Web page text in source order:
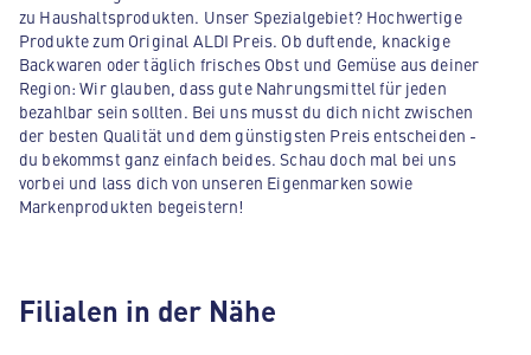
zu Haushaltsprodukten. Unser Spezialgebiet? Hochwertige
Produkte zum Original ALDI Preis. Ob duftende, knackige
Backwaren oder täglich frisches Obst und Gemüse aus deiner
Region: Wir glauben, dass gute Nahrungsmittel für jeden
bezahlbar sein sollten. Bei uns musst du dich nicht zwischen
der besten Qualität und dem günstigsten Preis entscheiden -
du bekommst ganz einfach beides. Schau doch mal bei uns
vorbei und lass dich von unseren Eigenmarken sowie
Markenprodukten begeistern!
Filialen in der Nähe